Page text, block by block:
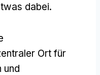
dabei.
Ort für
und